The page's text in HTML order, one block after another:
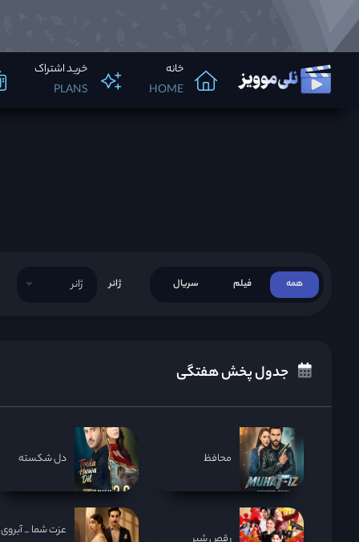
خانه
HOME
خرید اشتراک
PLANS
همه فیلم سریال ژانر ژانر
جدول پخش هفتگی
محافظ دل شکسته
عزت شما _ آبروی